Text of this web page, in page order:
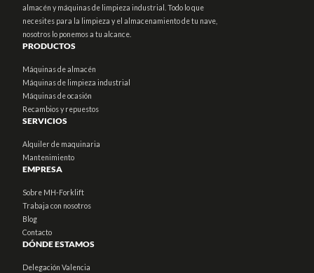
almacén y máquinas de limpieza industrial. Todo lo que
necesites para la limpieza y el almacenamiento de tu nave,
nosotros lo ponemos a tu alcance.
PRODUCTOS
Máquinas de almacén
Máquinas de limpieza industrial
Máquinas de ocasión
Recambios y repuestos
SERVICIOS
Alquiler de maquinaria
Mantenimiento
EMPRESA
Sobre MH-Forklift
Trabaja con nosotros
Blog
Contacto
DÓNDE ESTAMOS
Delegación Valencia